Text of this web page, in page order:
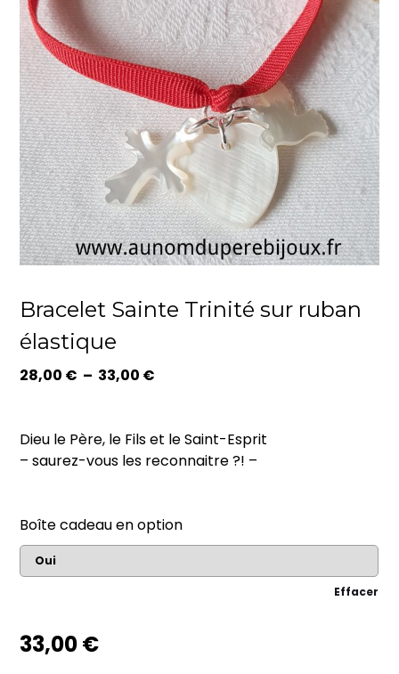
Bracelet Sainte Trinité sur ruban
élastique
28,00 € – 33,00 €
28,00 €
à
Dieu le Père, le Fils et le Saint-Esprit
– saurez-vous les reconnaitre ?! –
Boîte cadeau en option
Effacer
33,00€